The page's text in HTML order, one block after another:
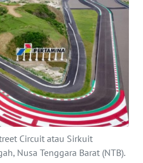
Circuit atau Sirkuit
Nusa Tenggara Barat (NTB).